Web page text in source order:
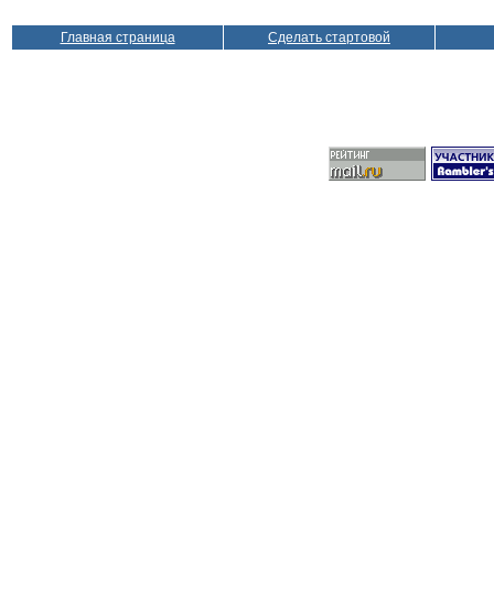
Главная страница Сделать стартовой